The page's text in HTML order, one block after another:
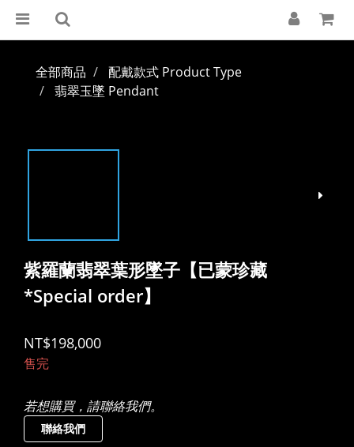
全部商品
配戴款式 Product Type
翡翠玉墜 Pendant
紫羅蘭翡翠葉形墜子【已蒙珍藏
*Special order】
NT$198,000
售完
若想購買，請聯絡我們。
聯絡我們